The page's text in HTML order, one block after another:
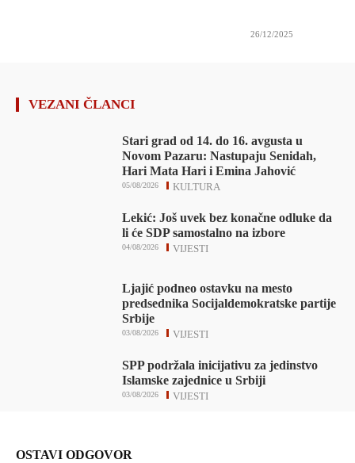
26/12/2025
VEZANI ČLANCI
Stari grad od 14. do 16. avgusta u
Novom Pazaru: Nastupaju Senidah,
Hari Mata Hari i Emina Jahović
KULTURA
05/08/2026
Lekić: Još uvek bez konačne odluke da
li će SDP samostalno na izbore
VIJESTI
04/08/2026
Ljajić podneo ostavku na mesto
predsednika Socijaldemokratske partije
Srbije
VIJESTI
03/08/2026
SPP podržala inicijativu za jedinstvo
Islamske zajednice u Srbiji
VIJESTI
03/08/2026
OSTAVI ODGOVOR